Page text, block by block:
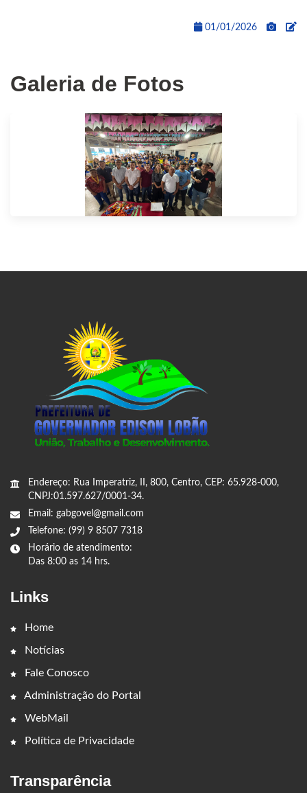
01/01/2026
Galeria de Fotos
Endereço: Rua Imperatriz, II, 800, Centro, CEP: 65.928-000,
CNPJ:01.597.627/0001-34.
Email: gabgovel@gmail.com
Telefone: (99) 9 8507 7318
Horário de atendimento:
Das 8:00 as 14 hrs.
Links
Home
Notícias
Fale Conosco
Administração do Portal
WebMail
Política de Privacidade
Transparência